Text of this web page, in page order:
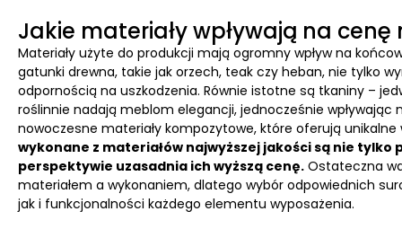
Jakie materiały wpływają na
Materiały użyte do produkcji mają ogromny wpływ na
gatunki drewna, takie jak orzech, teak czy heban, nie tylko
odpornością na uszkodzenia. Równie istotne są tkaniny –
roślinnie nadają meblom elegancji, jednocześnie wpływając
nowoczesne materiały kompozytowe, które oferują
wykonane z materiałów najwyższej jakości są nie tylko
perspektywie uzasadnia ich wyższą cenę. Ostateczna
materiałem a wykonaniem, dlatego wybór odpowiednich
jak i funkcjonalności każdego elementu wyposażenia.